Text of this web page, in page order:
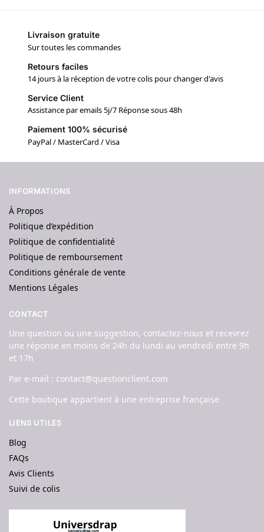
Livraison gratuite
Sur toutes les commandes
Retours faciles
14 jours à la réception de votre colis pour changer d'avis
Service Client
Assistance par emails 5j/7 Réponse sous 48h
Paiement 100% sécurisé
PayPal / MasterCard / Visa
INFORMATIONS
À Propos
Politique d’expédition
Politique de confidentialité
Politique de remboursement
Conditions générale de vente
Mentions Légales
CONTACT
Une question ou une suggestion, contactez-nous et recevrez
une réponse en moins de 24h du lundi au vendredi entre 9h
et 17h
Par e-mail : contact@questionclient.com
Cette boutique appartient à une entreprise française
LIENS UTILES
Blog
FAQs
Avis Clients
Suivi de colis